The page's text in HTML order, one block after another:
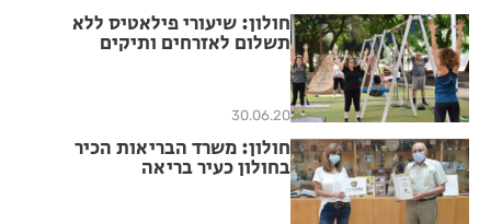
חולון: שיעורי פילאטיס ללא
תשלום לאזרחים ותיקים
30.06.20
חולון: משרד הבריאות הכיר
בחולון כעיר בריאה